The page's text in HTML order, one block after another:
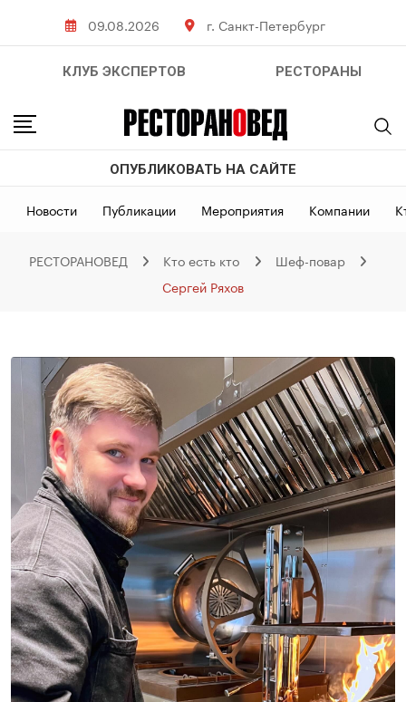
09.08.2026 г. Санкт-Петербург
КЛУБ ЭКСПЕРТОВ РЕСТОРАНЫ
ОПУБЛИКОВАТЬ НА САЙТЕ
Новости Публикации Мероприятия Компании
РЕСТОРАНОВЕД Кто есть кто
Шеф-повар
Сергей Ряхов